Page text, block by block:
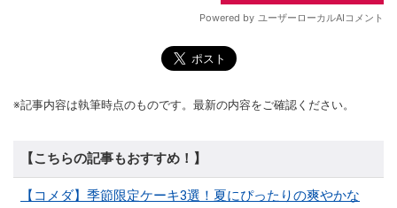
※記事内容は執筆時点のものです。最新の内容をご確認ください。
【こちらの記事もおすすめ！】
【コメダ】季節限定ケーキ3選！夏にぴったりの爽やかな